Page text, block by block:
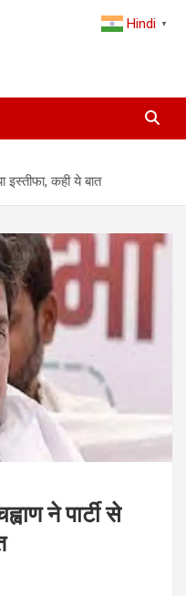
& Breaking
Media
इस्तीफा, कही ये बात
ने पार्टी से
Hindi ▼